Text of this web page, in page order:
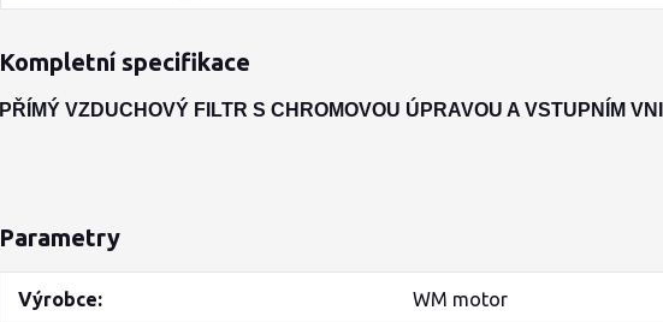
Kompletní specifikace
PŘÍMÝ VZDUCHOVÝ FILTR S CHROMOVOU ÚPRAVOU A VSTUPNÍM
Parametry
Výrobce WM motor